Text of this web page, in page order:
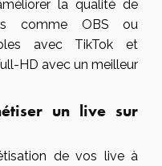
la qualité de
comme OBS ou
avec TikTok et
HD avec un meilleur
un live sur
de vos live à